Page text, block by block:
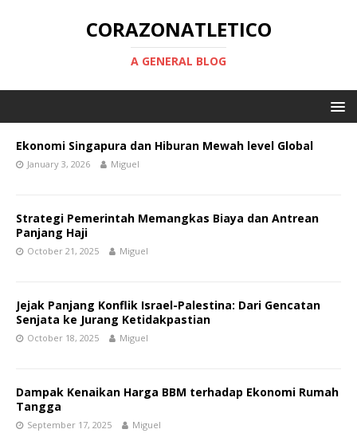
CORAZONATLETICO
A GENERAL BLOG
Ekonomi Singapura dan Hiburan Mewah level Global
January 3, 2026 Miguel
Strategi Pemerintah Memangkas Biaya dan Antrean
Panjang Haji
October 21, 2025 Miguel
Jejak Panjang Konflik Israel-Palestina: Dari Gencatan
Senjata ke Jurang Ketidakpastian
October 18, 2025 Miguel
Dampak Kenaikan Harga BBM terhadap Ekonomi Rumah
Tangga
September 17, 2025 Miguel